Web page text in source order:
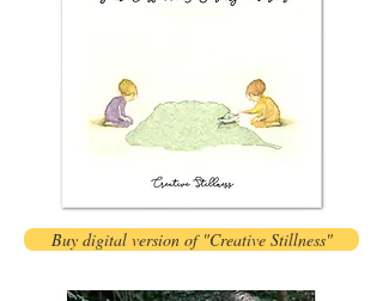
Buy digital version of "Creative Stillness"